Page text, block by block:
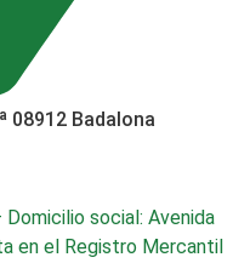
08912 Badalona
social: Avenida
en el Registro Mercantil